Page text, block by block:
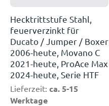
Hecktrittstufe Stahl,
feuerverzinkt für
Ducato / Jumper / Boxer
2006-heute, Movano C
2021-heute, ProAce Max
2024-heute, Serie HTF
Lieferzeit: ca. 5-15
Werktage